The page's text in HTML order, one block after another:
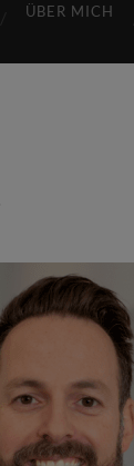
ÜBER MICH